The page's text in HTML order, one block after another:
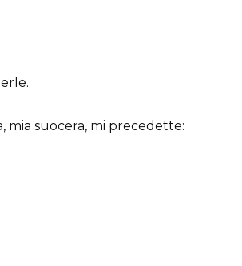
mia suocera, mi precedette: